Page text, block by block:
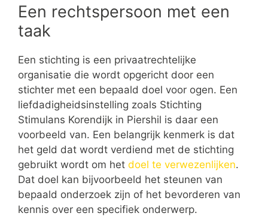
Een rechtspersoon met een
taak
Een stichting is een privaatrechtelijke
organisatie die wordt opgericht door een
stichter met een bepaald doel voor ogen. Een
liefdadigheidsinstelling zoals Stichting
Stimulans Korendijk in Piershil is daar een
voorbeeld van. Een belangrijk kenmerk is dat
het geld dat wordt verdiend met de stichting
gebruikt wordt om het doel te verwezenlijken.
Dat doel kan bijvoorbeeld het steunen van
bepaald onderzoek zijn of het bevorderen van
kennis over een specifiek onderwerp.